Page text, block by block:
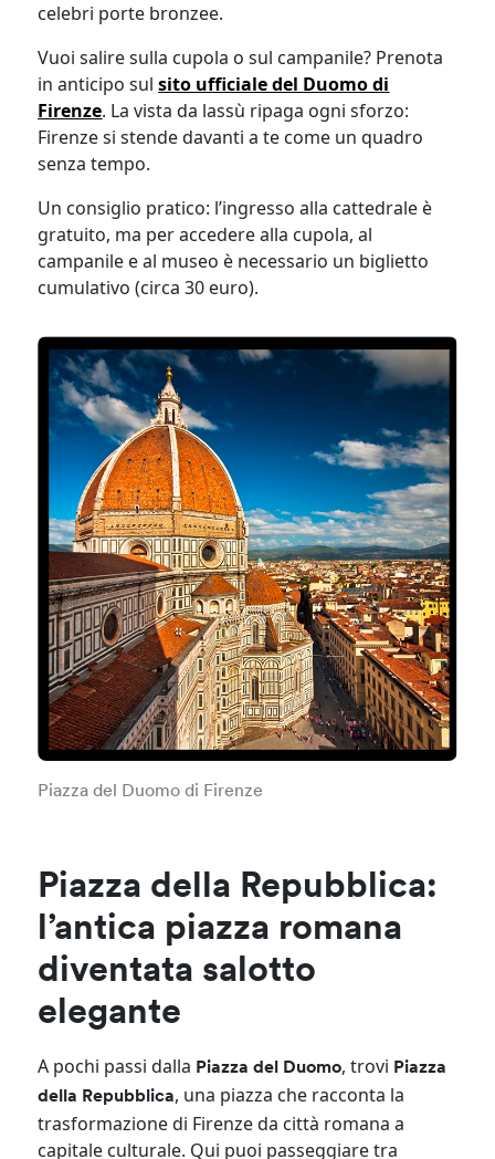
celebri porte bronzee.
Vuoi salire sulla cupola o sul campanile? Prenota
in anticipo sulsito ufficiale del Duomo di
Firenze. La vista da lassù ripaga ogni sforzo:
Firenze si stende davanti a te come un quadro
senza tempo.
Un consiglio pratico: l’ingresso alla cattedrale è
gratuito, ma per accedere alla cupola, al
campanile e al museo è necessario un biglietto
cumulativo (circa 30 euro).
Piazza del Duomo di Firenze
Piazza della Repubblica:
l’antica piazza romana
diventata salotto
elegante
A pochi passi dalla Piazza del Duomo, trovi Piazza
della Repubblica, una piazza che racconta la
trasformazione di Firenze da città romana a
capitale culturale. Qui puoi passeggiare tra